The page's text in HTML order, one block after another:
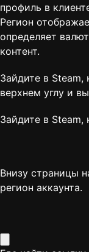
профиль в
Регион
определяет
контент.
Зайдите в
верхнем углу и
Зайдите в Steam,
Внизу страницы
регион аккаунта.